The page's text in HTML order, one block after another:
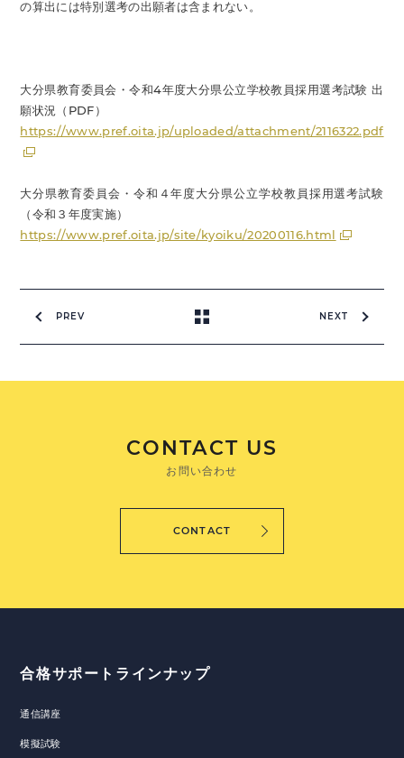
の算出には特別選考の出願者は含まれない。
大分県教育委員会・令和4年度大分県公立学校教員採用選考試験 出
願状況（PDF）
https://www.pref.oita.jp/uploaded/attachment/2116322.pdf
大分県教育委員会・令和４年度大分県公立学校教員採用選考試験
（令和３年度実施）
https://www.pref.oita.jp/site/kyoiku/20200116.html
PREV NEXT
CONTACT US
お問い合わせ
CONTACT
合格サポートラインナップ
通信講座
模擬試験